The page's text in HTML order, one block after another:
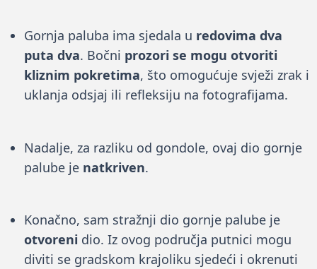
Gornja paluba ima sjedala u redovima dva
puta dva. Bočni prozori se mogu otvoriti
kliznim pokretima, što omogućuje svježi zrak i
uklanja odsjaj ili refleksiju na fotografijama.
Nadalje, za razliku od gondole, ovaj dio gornje
palube je natkriven.
Konačno, sam stražnji dio gornje palube je
otvoreni dio. Iz ovog područja putnici mogu
diviti se gradskom krajoliku sjedeći i okrenuti